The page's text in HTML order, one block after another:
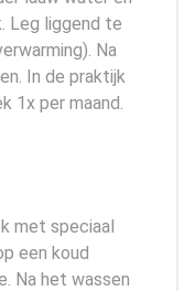
Leg liggend te
Na
In de praktijk
1x per maand.
met speciaal
een koud
Na het wassen